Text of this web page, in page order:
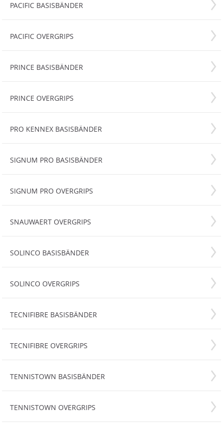
PACIFIC BASISBÄNDER
PACIFIC OVERGRIPS
PRINCE BASISBÄNDER
PRINCE OVERGRIPS
PRO KENNEX BASISBÄNDER
SIGNUM PRO BASISBÄNDER
SIGNUM PRO OVERGRIPS
SNAUWAERT OVERGRIPS
SOLINCO BASISBÄNDER
SOLINCO OVERGRIPS
TECNIFIBRE BASISBÄNDER
TECNIFIBRE OVERGRIPS
TENNISTOWN BASISBÄNDER
TENNISTOWN OVERGRIPS